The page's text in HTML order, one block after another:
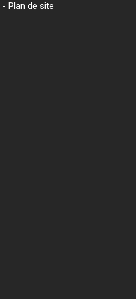
- Plan de site